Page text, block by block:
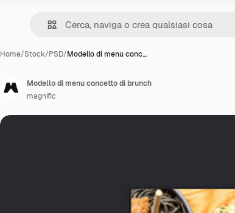
Home/Stock/PSD/Modello di menu conc…
Modello di menu concetto di brunch
magnific